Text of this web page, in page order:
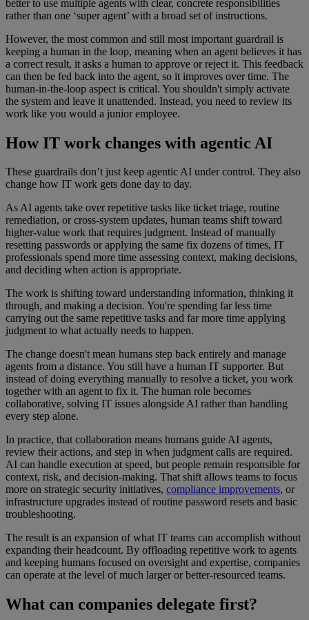
better to use multiple agents with clear, concrete responsibilities
rather than one ‘super agent’ with a broad set of instructions.
However, the most common and still most important guardrail is
keeping a human in the loop, meaning when an agent believes it has
a correct result, it asks a human to approve or reject it. This feedback
can then be fed back into the agent, so it improves over time. The
human-in-the-loop aspect is critical. You shouldn't simply activate
the system and leave it unattended. Instead, you need to review its
work like you would a junior employee.
How IT work changes with agentic AI
These guardrails don’t just keep agentic AI under control. They also
change how IT work gets done day to day.
As AI agents take over repetitive tasks like ticket triage, routine
remediation, or cross-system updates, human teams shift toward
higher-value work that requires judgment. Instead of manually
resetting passwords or applying the same fix dozens of times, IT
professionals spend more time assessing context, making decisions,
and deciding when action is appropriate.
The work is shifting toward understanding information, thinking it
through, and making a decision. You're spending far less time
carrying out the same repetitive tasks and far more time applying
judgment to what actually needs to happen.
The change doesn't mean humans step back entirely and manage
agents from a distance. You still have a human IT supporter. But
instead of doing everything manually to resolve a ticket, you work
together with an agent to fix it. The human role becomes
collaborative, solving IT issues alongside AI rather than handling
every step alone.
In practice, that collaboration means humans guide AI agents,
review their actions, and step in when judgment calls are required.
AI can handle execution at speed, but people remain responsible for
context, risk, and decision-making. That shift allows teams to focus
more on strategic security initiatives, compliance improvements, or
infrastructure upgrades instead of routine password resets and basic
troubleshooting.
The result is an expansion of what IT teams can accomplish without
expanding their headcount. By offloading repetitive work to agents
and keeping humans focused on oversight and expertise, companies
can operate at the level of much larger or better-resourced teams.
What can companies delegate first?